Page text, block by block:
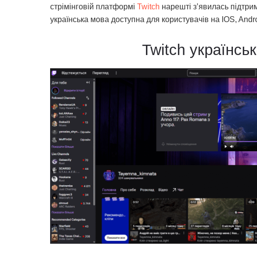
стрімінговій платформі Twitch нарешті з’явилась
українська мова доступна для користувачів на IOS,
Twitch